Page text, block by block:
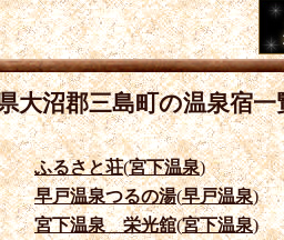
大沼郡三島町の温泉宿一
ふるさと荘(宮下温泉)
早戸温泉つるの湯(早戸温泉)
宮下温泉 栄光舘(宮下温泉)